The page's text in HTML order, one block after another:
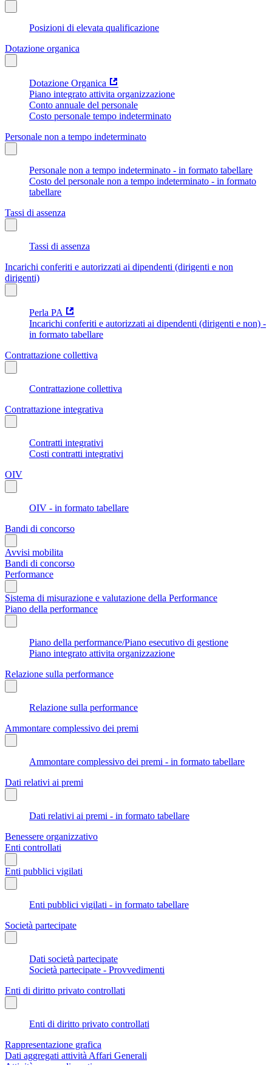
Posizioni di elevata qualificazione
Dotazione organica
Dotazione Organica
Piano integrato attivita organizzazione
Conto annuale del personale
Costo personale tempo indeterminato
Personale non a tempo indeterminato
Personale non a tempo indeterminato - in formato tabellare
Costo del personale non a tempo indeterminato - in formato
tabellare
Tassi di assenza
Tassi di assenza
Incarichi conferiti e autorizzati ai dipendenti (dirigenti e non
dirigenti)
Perla PA
Incarichi conferiti e autorizzati ai dipendenti (dirigenti e non) -
in formato tabellare
Contrattazione collettiva
Contrattazione collettiva
Contrattazione integrativa
Contratti integrativi
Costi contratti integrativi
OIV
OIV - in formato tabellare
Bandi di concorso
Avvisi mobilita
Bandi di concorso
Performance
Sistema di misurazione e valutazione della Performance
Piano della performance
Piano della performance/Piano esecutivo di gestione
Piano integrato attivita organizzazione
Relazione sulla performance
Relazione sulla performance
Ammontare complessivo dei premi
Ammontare complessivo dei premi - in formato tabellare
Dati relativi ai premi
Dati relativi ai premi - in formato tabellare
Benessere organizzativo
Enti controllati
Enti pubblici vigilati
Enti pubblici vigilati - in formato tabellare
Società partecipate
Dati società partecipate
Società partecipate - Provvedimenti
Enti di diritto privato controllati
Enti di diritto privato controllati
Rappresentazione grafica
Dati aggregati attività Affari Generali